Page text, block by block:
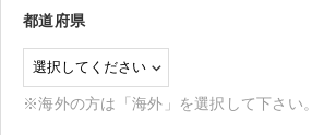
都道府県
※海外の方は「海外」を選択して下さい。